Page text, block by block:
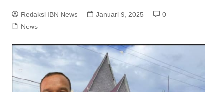
Redaksi IBN News Januari 9, 2025
0
News